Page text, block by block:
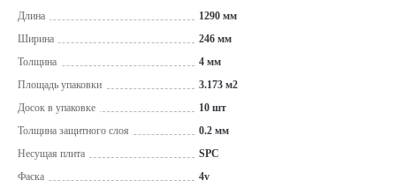
Длина
1290 мм
Ширина
246 мм
Толщина
4 мм
Площадь упаковки
3.173 м2
Досок в упаковке
10 шт
Толщина защитного слоя
0.2 мм
Несущая плита
SPC
Фаска
4v